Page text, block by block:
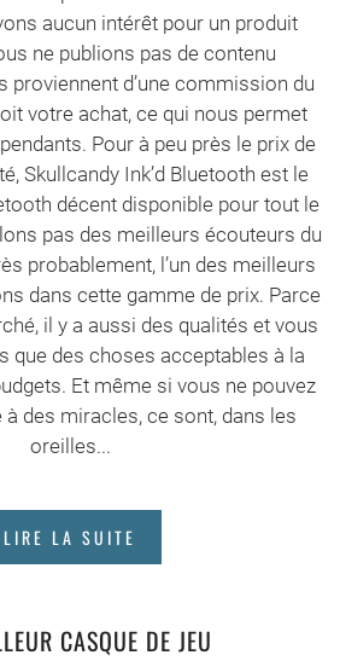
aucun intérêt pour un produit
ne publions pas de contenu
proviennent d’une commission du
votre achat, ce qui nous permet
Pour à peu près le prix de
Skullcandy Ink’d Bluetooth est le
décent disponible pour tout le
pas des meilleurs écouteurs du
probablement, l’un des meilleurs
dans cette gamme de prix. Parce
il y a aussi des qualités et vous
que des choses acceptables à la
Et même si vous ne pouvez
des miracles, ce sont, dans les
oreilles...
LIRE LA SUITE
CASQUE DE JEU